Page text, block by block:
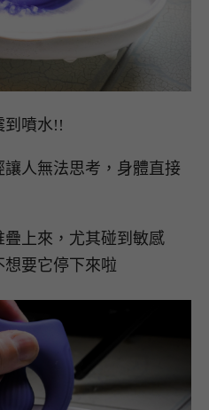
到噴水!!
人無法思考，身體直接
上來，尤其碰到敏感
要它停下來啦